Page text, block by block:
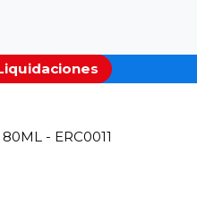
- ERC0011